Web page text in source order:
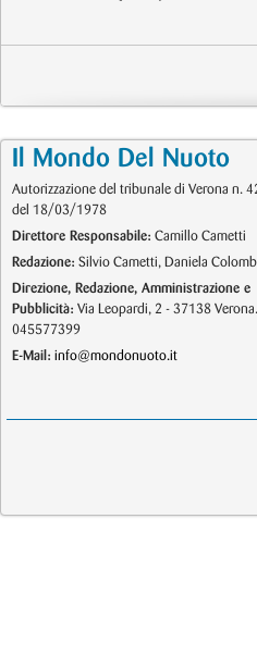
Il Mondo Del Nuoto
Autorizzazione del tribunale di Verona n.
del 18/03/1978
Direttore Responsabile: Camillo Cametti
Redazione: Silvio Cametti, Daniela
Direzione, Redazione, Amministrazione e
Pubblicità: Via Leopardi, 2 - 37138
045577399
E-Mail: info@mondonuoto.it